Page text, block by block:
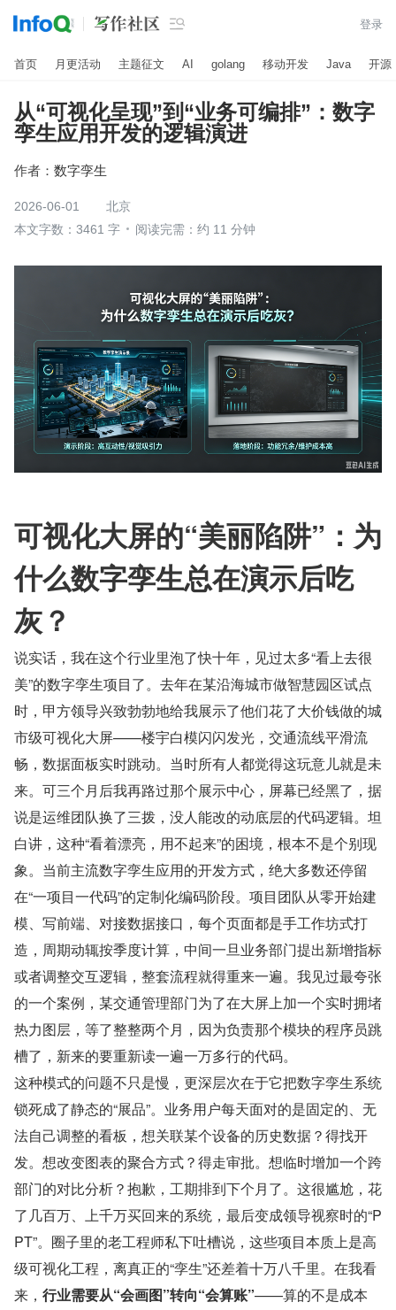
 登录
首页 月更活动 主题征文 AI golang 移动开发 Java 开源
从“可视化呈现”到“业务可编排”：数字
孪生应用开发的逻辑演进
作者： 数字孪生
2026-06-01
北京
本文字数：3461 字
阅读完需：约 11 分钟
可视化大屏的“美丽陷阱”：为
什么数字孪生总在演示后吃
灰？
说实话，我在这个行业里泡了快十年，见过太多“看上去很
美”的数字孪生项目了。去年在某沿海城市做智慧园区试点
时，甲方领导兴致勃勃地给我展示了他们花了大价钱做的城
市级可视化大屏——楼宇白模闪闪发光，交通流线平滑流
畅，数据面板实时跳动。当时所有人都觉得这玩意儿就是未
来。可三个月后我再路过那个展示中心，屏幕已经黑了，据
说是运维团队换了三拨，没人能改的动底层的代码逻辑。坦
白讲，这种“看着漂亮，用不起来”的困境，根本不是个别现
象。当前主流数字孪生应用的开发方式，绝大多数还停留
在“一项目一代码”的定制化编码阶段。项目团队从零开始建
模、写前端、对接数据接口，每个页面都是手工作坊式打
造，周期动辄按季度计算，中间一旦业务部门提出新增指标
或者调整交互逻辑，整套流程就得重来一遍。我见过最夸张
的一个案例，某交通管理部门为了在大屏上加一个实时拥堵
热力图层，等了整整两个月，因为负责那个模块的程序员跳
槽了，新来的要重新读一遍一万多行的代码。
这种模式的问题不只是慢，更深层次在于它把数字孪生系统
锁死成了静态的“展品”。业务用户每天面对的是固定的、无
法自己调整的看板，想关联某个设备的历史数据？得找开
发。想改变图表的聚合方式？得走审批。想临时增加一个跨
部门的对比分析？抱歉，工期排到下个月了。这很尴尬，花
了几百万、上千万买回来的系统，最后变成领导视察时的“P
PT”。圈子里的老工程师私下吐槽说，这些项目本质上是高
级可视化工程，离真正的“孪生”还差着十万八千里。在我看
来， 行业需要从“会画图”转向“会算账”——算的不是成本